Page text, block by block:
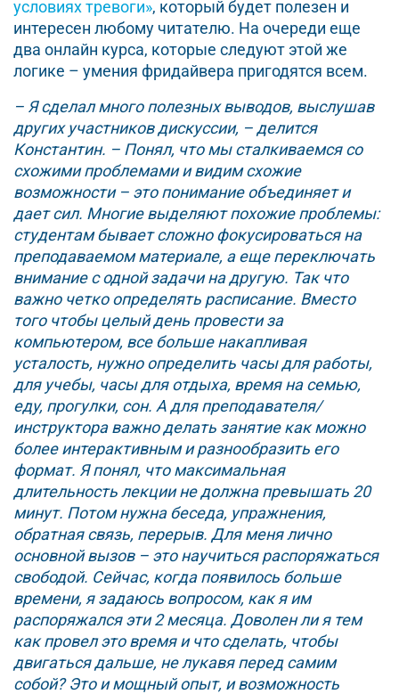
условиях тревоги», который будет полезен и
интересен любому читателю. На очереди еще
два онлайн курса, которые следуют этой же
логике – умения фридайвера пригодятся всем.
– Я сделал много полезных выводов, выслушав
других участников дискуссии, – делится
Константин. – Понял, что мы сталкиваемся со
схожими проблемами и видим схожие
возможности – это понимание объединяет и
дает сил. Многие выделяют похожие проблемы:
студентам бывает сложно фокусироваться на
преподаваемом материале, а еще переключать
внимание с одной задачи на другую. Так что
важно четко определять расписание. Вместо
того чтобы целый день провести за
компьютером, все больше накапливая
усталость, нужно определить часы для работы,
для учебы, часы для отдыха, время на семью,
еду, прогулки, сон. А для преподавателя/
инструктора важно делать занятие как можно
более интерактивным и разнообразить его
формат. Я понял, что максимальная
длительность лекции не должна превышать 20
минут. Потом нужна беседа, упражнения,
обратная связь, перерыв. Для меня лично
основной вызов – это научиться распоряжаться
свободой. Сейчас, когда появилось больше
времени, я задаюсь вопросом, как я им
распоряжался эти 2 месяца. Доволен ли я тем
как провел это время и что сделать, чтобы
двигаться дальше, не лукавя перед самим
собой? Это и мощный опыт, и возможность